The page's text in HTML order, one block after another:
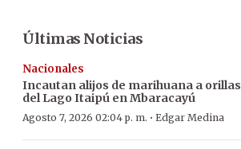
Últimas Noticias
Nacionales
Incautan alijos de marihuana a orillas
del Lago Itaipú en Mbaracayú
Agosto 7, 2026 02:04 p. m. · Edgar Medina